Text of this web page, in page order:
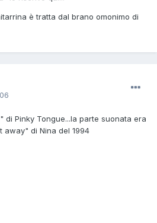
è tratta dal brano omonimo di
di Pinky Tongue...la parte suonata era
di Nina del 1994